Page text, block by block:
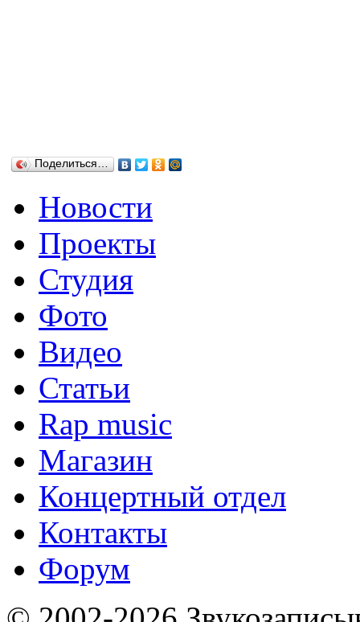
Поделиться…
Новости
Проекты
Студия
Фото
Видео
Статьи
Rap music
Магазин
Концертный отдел
Контакты
Форум